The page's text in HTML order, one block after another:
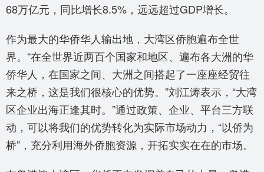
68万亿元，同比增长8.5%，远远超过GDP增长。
作为最大的华侨华人输出地，大湾区侨胞遍布全世
界。“在全世界近两百个国家和地区、遍布各大洲的华
侨华人，在国家之间、大洲之间搭起了一座座经贸往
来之桥，这是我们很核心的优势。”刘江涛表示，“大湾
区企业出海正逢其时。”通过政策、企业、平台三方联
动，可以将我们的优势转化为实际市场动力，“以侨为
桥”，充分利用海外侨胞资源，开拓实实在在的市场。